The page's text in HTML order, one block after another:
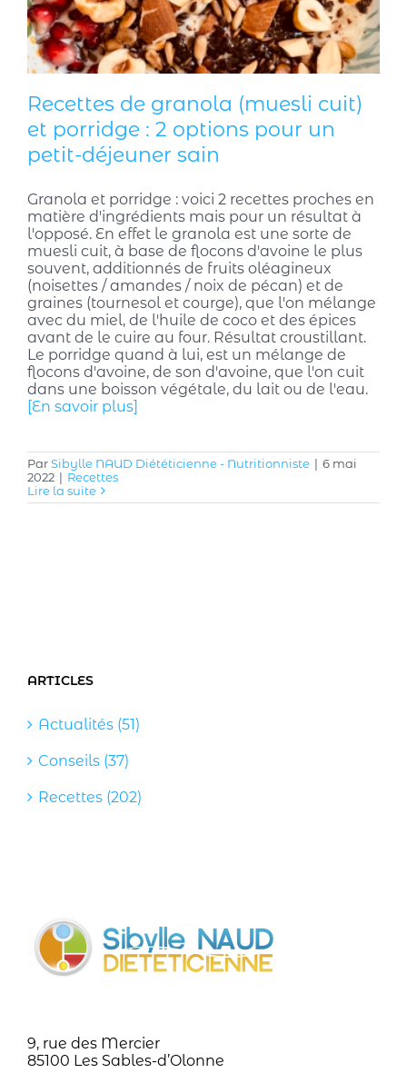
Recettes de granola (muesli cuit)
et porridge : 2 options pour un
petit-déjeuner sain
Granola et porridge : voici 2 recettes proches en
matière d'ingrédients mais pour un résultat à
l'opposé. En effet le granola est une sorte de
muesli cuit, à base de flocons d'avoine le plus
souvent, additionnés de fruits oléagineux
(noisettes / amandes / noix de pécan) et de
graines (tournesol et courge), que l'on mélange
avec du miel, de l'huile de coco et des épices
avant de le cuire au four. Résultat croustillant.
Le porridge quand à lui, est un mélange de
flocons d'avoine, de son d'avoine, que l'on cuit
dans une boisson végétale, du lait ou de l'eau.
[En savoir plus]
ParSibylle NAUD Diététicienne - Nutritionniste | 6 mai
2022 | Recettes
Lire la suite
ARTICLES
Actualités (51)
Conseils (37)
Recettes (202)
9, rue des Mercier
85100 Les Sables-d’Olonne